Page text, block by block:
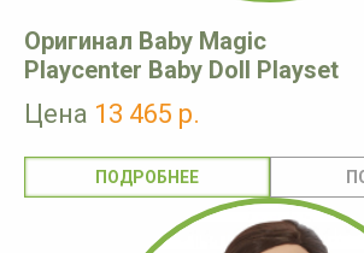
Оригинал Baby Magic
Playcenter Baby Doll Playset
Цена 13 465 р.
ПОДРОБНЕЕ